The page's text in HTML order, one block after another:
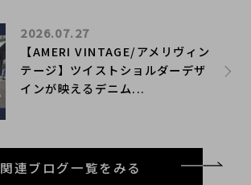
【AMERI VINTAGE/アメリヴィン
テージ】ツイストショルダーデザ
インが映えるデニム...
2026.07.27
関連ブログ一覧をみる